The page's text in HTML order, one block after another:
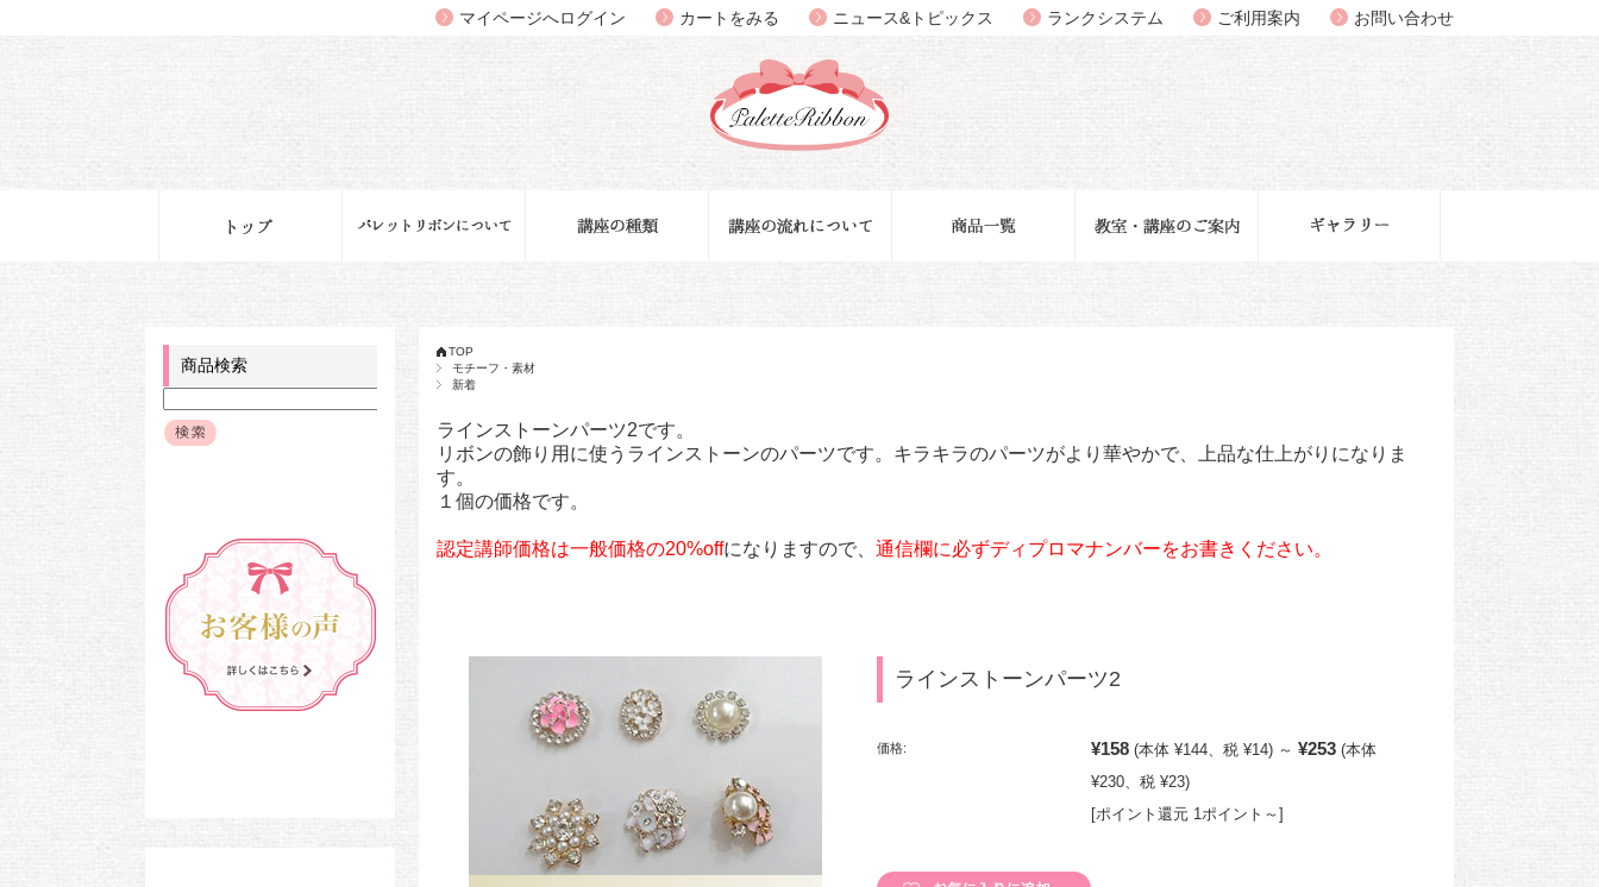
マイページへログイン カートをみる ニュース&トピックス ランクシステム ご利用案内 お問い合わせ
TOP
モチーフ・素材
新着
ラインストーンパーツ2です。
リボンの飾り用に使うラインストーンのパーツです。キラキラのパーツがより華やかで、上品な仕上がりになりま
す。
１個の価格です。
認定講師価格は一般価格の20%offになりますので、 通信欄に必ずディプロマナンバーをお書きください。
ラインストーンパーツ2
価格: ¥158 (本体 ¥144、税 ¥14) ～ ¥253 (本体
¥230、税 ¥23)
[ポイント還元 1ポイント～]
商品検索